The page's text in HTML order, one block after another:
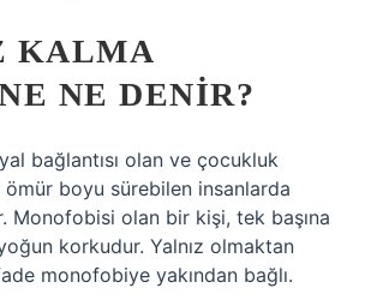
KALMA
NE DENIR?
bağlantısı olan ve çocukluk
boyu sürebilen insanlarda
Monofobisi olan bir kişi, tek başına
korkudur. Yalnız olmaktan
monofobiye yakından bağlı.